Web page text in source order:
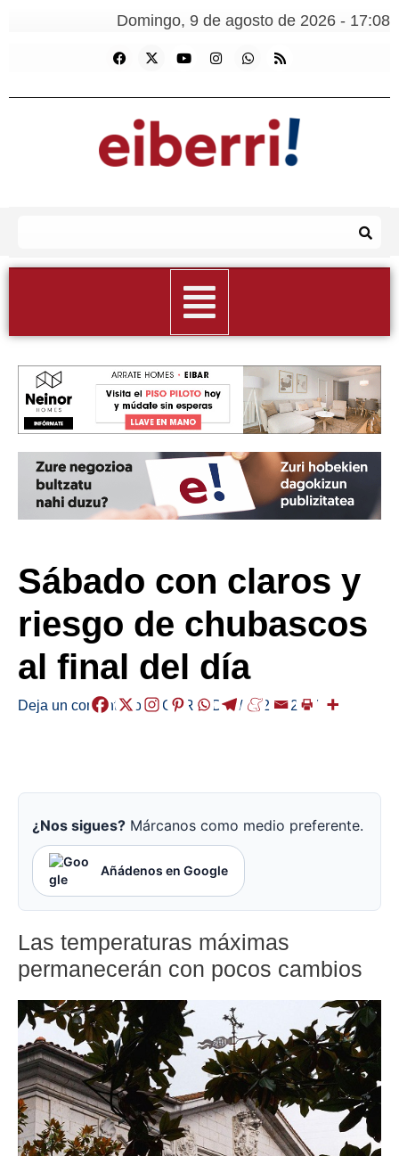
Domingo, 9 de agosto de 2026 - 17:08
Sábado con claros y
riesgo de chubascos
al final del día
Deja un comentario /EGURALDIA/ 2026-02-07
¿Nos sigues? Márcanos como medio preferente.
Añádenos en Google
Las temperaturas máximas
permanecerán con pocos cambios